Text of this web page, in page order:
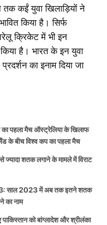
कईं युवा खिलाड़ियों ने
किया है। सिर्फ
क्रिकेट में भी इन
है। भारत के इन युवा
का इनाम दिया जा
पहला मैच ऑस्ट्रेलिया के खिलाफ
के बीच विश्व कप का पहला मैच
शतक लगाने के मामले में विराट
2023 में अब तक इतने शतक
का नाम
को बांग्लादेश और श्रीलंका